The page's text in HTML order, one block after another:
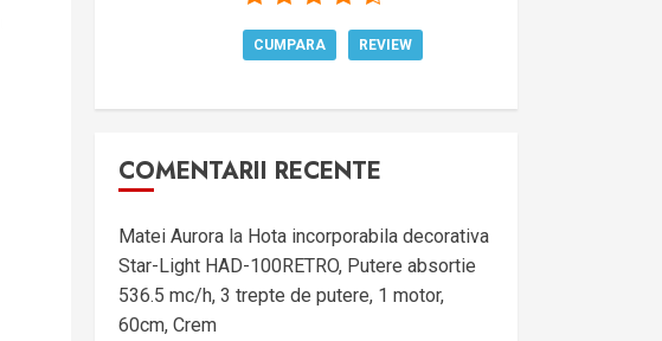
CUMPARA REVIEW
COMENTARII RECENTE
Matei Aurora la Hota incorporabila decorativa
Star-Light HAD-100RETRO, Putere absortie
536.5 mc/h, 3 trepte de putere, 1 motor,
60cm, Crem